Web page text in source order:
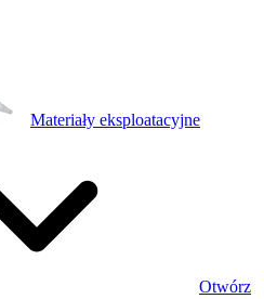
Materiały eksploatacyjne
Otwórz